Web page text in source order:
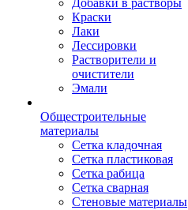
Добавки в растворы
Краски
Лаки
Лессировки
Растворители и
очистители
Эмали
Общестроительные
материалы
Сетка кладочная
Сетка пластиковая
Сетка рабица
Сетка сварная
Стеновые материалы